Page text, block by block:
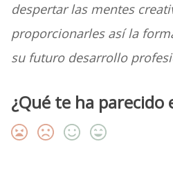
despertar las mentes
proporcionarles así la
su futuro desarrollo
¿Qué te ha parecido